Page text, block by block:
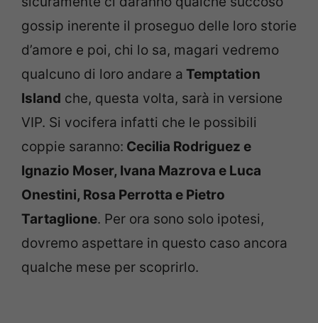
gossip inerente il proseguo delle loro storie
d’amore e poi, chi lo sa, magari vedremo
qualcuno di loro andare a Temptation
Island che, questa volta, sarà in versione
VIP. Si vocifera infatti che le possibili
coppie saranno: Cecilia Rodriguez e
Ignazio Moser, Ivana Mazrova e Luca
Onestini, Rosa Perrotta e Pietro
Tartaglione. Per ora sono solo ipotesi,
dovremo aspettare in questo caso ancora
qualche mese per scoprirlo.